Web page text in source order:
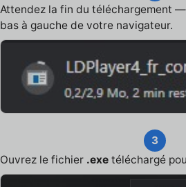
Attendez la fin du téléchargement
bas à gauche de votre navigateur.
3
Ouvrez le fichier .exe téléchargé